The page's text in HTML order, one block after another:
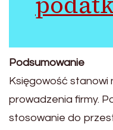
Podsumowanie
Księgowość stanowi
prowadzenia firmy.
stosowanie do